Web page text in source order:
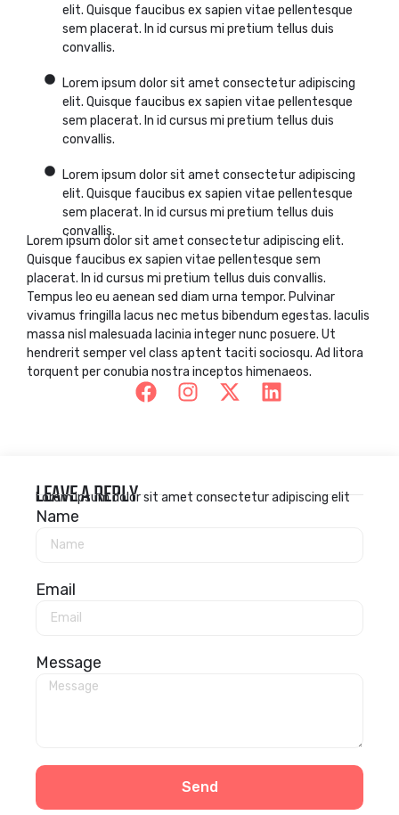
elit. Quisque faucibus ex sapien vitae pellentesque
sem placerat. In id cursus mi pretium tellus duis
convallis.
Lorem ipsum dolor sit amet consectetur adipiscing
elit. Quisque faucibus ex sapien vitae pellentesque
sem placerat. In id cursus mi pretium tellus duis
convallis.
Lorem ipsum dolor sit amet consectetur adipiscing
elit. Quisque faucibus ex sapien vitae pellentesque
sem placerat. In id cursus mi pretium tellus duis
convallis.
Lorem ipsum dolor sit amet consectetur adipiscing elit.
Quisque faucibus ex sapien vitae pellentesque sem
placerat. In id cursus mi pretium tellus duis convallis.
Tempus leo eu aenean sed diam urna tempor. Pulvinar
vivamus fringilla lacus nec metus bibendum egestas. Iaculis
massa nisl malesuada lacinia integer nunc posuere. Ut
hendrerit semper vel class aptent taciti sociosqu. Ad litora
torquent per conubia nostra inceptos himenaeos.
LEAVE A REPLY
Lorem ipsum dolor sit amet consectetur adipiscing elit
Name
Email
Message
Send